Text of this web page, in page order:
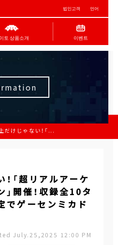
법인고객 언어
토 상품소개 이벤트
だけじゃない！「...
「超リアルアーケ
開催！収録全10タ
でゲーセンミカド
July.25,2025 12:00 PM